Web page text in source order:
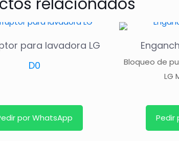
para lavadora LG
D0
por WhatsApp
Bloqueo de
LG
Pedir